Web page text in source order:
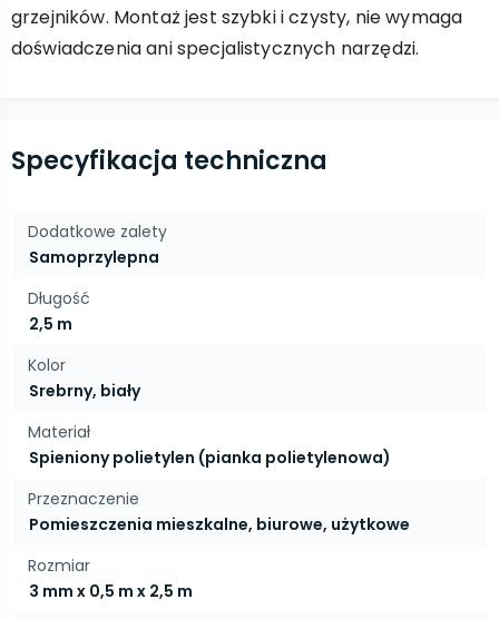
grzejników. Montaż jest szybki i czysty, nie wymaga
doświadczenia ani specjalistycznych narzędzi.
Specyfikacja techniczna
Dodatkowe zalety
Samoprzylepna
Długość
2,5 m
Kolor
Srebrny, biały
Materiał
Spieniony polietylen (pianka polietylenowa)
Przeznaczenie
Pomieszczenia mieszkalne, biurowe, użytkowe
Rozmiar
3 mm x 0,5 m x 2,5 m